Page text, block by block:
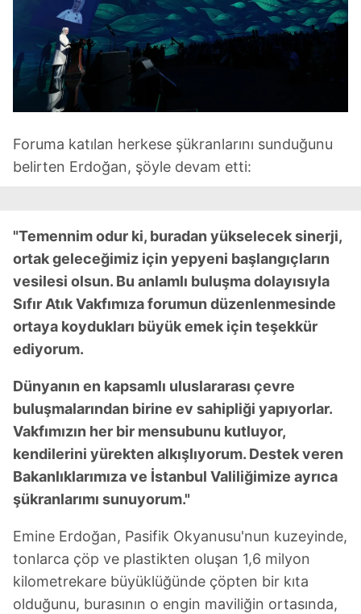
Foruma katılan herkese şükranlarını sunduğunu
belirten Erdoğan, şöyle devam etti:
"Temennim odur ki, buradan yükselecek sinerji,
ortak geleceğimiz için yepyeni başlangıçların
vesilesi olsun. Bu anlamlı buluşma dolayısıyla
Sıfır Atık Vakfımıza forumun düzenlenmesinde
ortaya koydukları büyük emek için teşekkür
ediyorum.
Dünyanın en kapsamlı uluslararası çevre
buluşmalarından birine ev sahipliği yapıyorlar.
Vakfımızın her bir mensubunu kutluyor,
kendilerini yürekten alkışlıyorum. Destek veren
Bakanlıklarımıza ve İstanbul Valiliğimize ayrıca
şükranlarımı sunuyorum."
Emine Erdoğan, Pasifik Okyanusu'nun kuzeyinde,
tonlarca çöp ve plastikten oluşan 1,6 milyon
kilometrekare büyüklüğünde çöpten bir kıta
olduğunu, burasının o engin maviliğin ortasında,